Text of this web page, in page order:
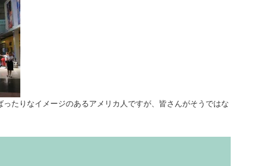
たりなイメージのあるアメリカ人ですが、皆さんがそうではな